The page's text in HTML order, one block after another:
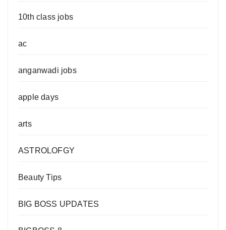
10th class jobs
ac
anganwadi jobs
apple days
arts
ASTROLOFGY
Beauty Tips
BIG BOSS UPDATES